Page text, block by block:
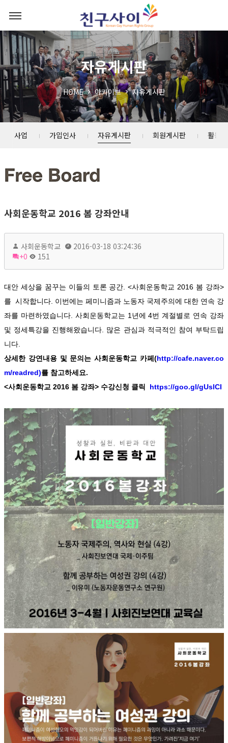
자유게시판
HOME 아카이브 자유게시판
년 사업 가입인사 자유게시판 회원게시판 활동
사회운동학교 2016 봄 강좌안내
사회운동학교
2016-03-18 03:24:36
+0
151
대안 세상을 꿈꾸는 이들의 토론 공간. <사회운동학교 2016 봄 강좌>
를 시작합니다. 이번에는 페미니즘과 노동자 국제주의에 대한 연속 강
좌를 마련하였습니다. 사회운동학교는 1년에 4번 계절별로 연속 강좌
및 정세특강을 진행해왔습니다. 많은 관심과 적극적인 참여 부탁드립
니다.
상세한 강연내용 및 문의는 사회운동학교 카페(http://cafe.naver.co
m/readred)를 참고하세요.
<사회운동학교 2016 봄 강좌> 수강신청 클릭 https://goo.gl/gUslCI